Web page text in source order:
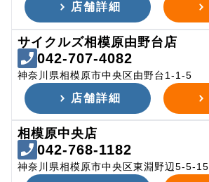
店舗詳細
サイクルズ相模原由野台店
042-707-4082
神奈川県相模原市中央区由野台1-1-5
店舗詳細
相模原中央店
042-768-1182
神奈川県相模原市中央区東淵野辺5-5-15